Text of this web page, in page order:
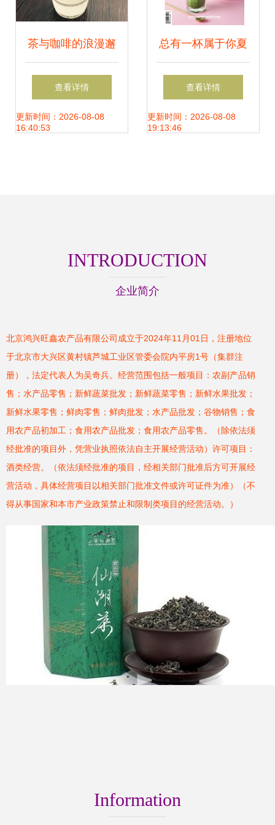
茶与咖啡的浪漫邂
逅 咖啡爱上茶饮品
产品全览
查看详情
更新时间：2026-08-08
16:40:53
总有一杯属于你夏
天的茶 一食一摄中
的自然之境与饮品
查看详情
更新时间：2026-08-08
19:13:46
INTRODUCTION
企业简介
北京鸿兴旺鑫农产品有限公司成立于2024年11月01日，注册地位
于北京市大兴区黄村镇芦城工业区管委会院内平房1号（集群注
册），法定代表人为吴奇兵。经营范围包括一般项目：农副产品销
售；水产品零售；新鲜蔬菜批发；新鲜蔬菜零售；新鲜水果批发；
新鲜水果零售；鲜肉零售；鲜肉批发；水产品批发；谷物销售；食
用农产品初加工；食用农产品批发；食用农产品零售。（除依法须
经批准的项目外，凭营业执照依法自主开展经营活动）许可项目：
酒类经营。（依法须经批准的项目，经相关部门批准后方可开展经
营活动，具体经营项目以相关部门批准文件或许可证件为准）（不
得从事国家和本市产业政策禁止和限制类项目的经营活动。）
Information